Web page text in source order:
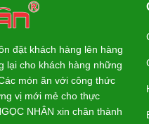
đặt khách hàng lên hàng
lại cho khách hàng những
món ăn với công thức
vị mới mẻ cho thực
NHÂN xin chân thành